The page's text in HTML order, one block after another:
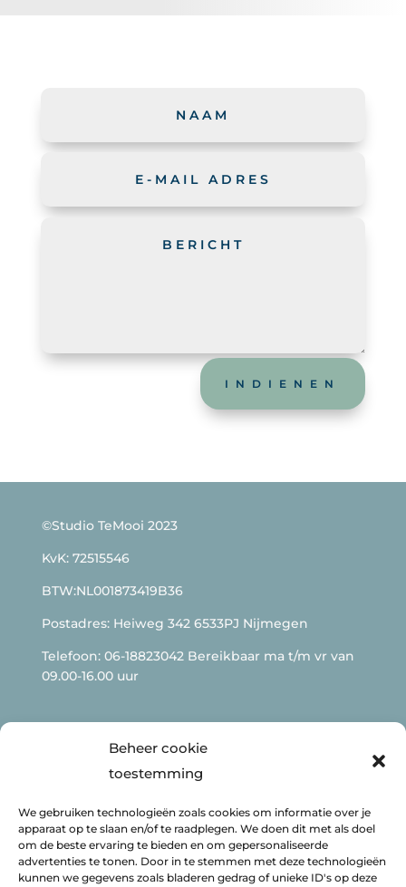
Beheer cookie
toestemming
We gebruiken technologieën zoals cookies om informatie over je
apparaat op te slaan en/of te raadplegen. We doen dit met als doel
om de beste ervaring te bieden en om gepersonaliseerde
advertenties te tonen. Door in te stemmen met deze technologieën
kunnen we gegevens zoals bladeren gedrag of unieke ID's op deze
INDIENEN
©Studio TeMooi 2023
KvK: 72515546
BTW:NL001873419B36
Postadres: Heiweg 342 6533PJ Nijmegen
Telefoon: 06-18823042 Bereikbaar ma t/m vr van
09.00-16.00 uur
Bezoekadres: Maximiliaan de Manstraat 6-M 5363
VM Velp NB (Generaal de Bonskazerne)
Alleen op afspraak